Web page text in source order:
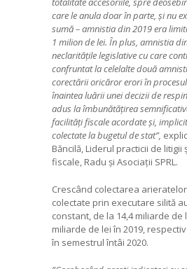
care le anula doar în parte, și nu
sumă – amnistia din 2019 era
1 milion de lei. În plus, amnistia
neclaritățile legislative cu care
confruntat la celelalte două
corectării oricăror erori în
înaintea luării unei decizii de
adus la îmbunătățirea
facilități fiscale acordate și,
colectate la bugetul de stat”,
Băncilă, Liderul practicii de litigii
fiscale, Radu și Asociații SPRL.
Crescând colectarea
colectate prin executare silită
constant, de la 14,4 miliarde de
miliarde de lei în 2019,
în semestrul întâi 2020.